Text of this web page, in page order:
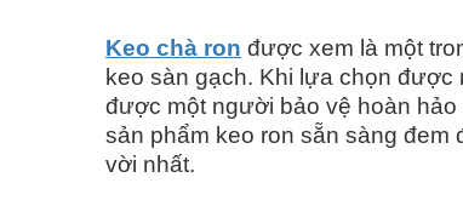
Keo chà ron được xem là một
keo sàn gạch. Khi lựa chọn
được một người bảo vệ hoàn
sản phẩm keo ron sẵn sàng
vời nhất.